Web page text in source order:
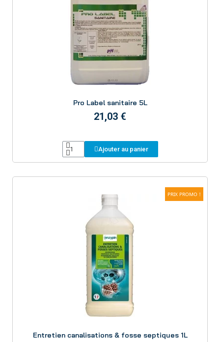
Pro Label sanitaire 5L
21,03 €
Ajouter au panier
PRIX PROMO !
Entretien canalisations & fosse septiques 1L